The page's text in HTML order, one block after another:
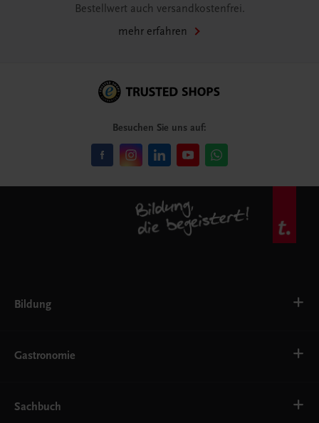
Bestellwert auch versandkostenfrei.
mehr erfahren
Besuchen Sie uns auf:
Bildung
AHS
EWF/ZWF
FW
Gastronomie
Getränke
Sachbuch